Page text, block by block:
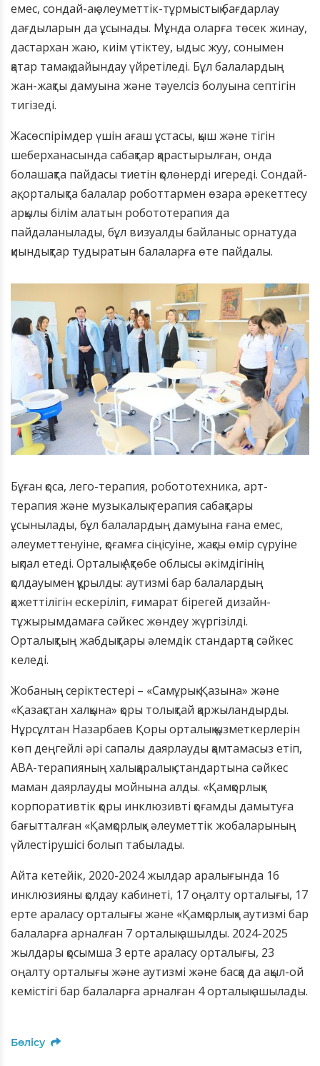
емес, сондай-ақ әлеуметтік-тұрмыстық бағдарлау
дағдыларын да ұсынады. Мұнда оларға төсек жинау,
дастархан жаю, киім үтіктеу, ыдыс жуу, сонымен
қатар тамақ дайындау үйретіледі. Бұл балалардың
жан-жақты дамуына және тәуелсіз болуына септігін
тигізеді.
Жасөспірімдер үшін ағаш ұстасы, қыш және тігін
шеберханасында сабақтар қарастырылған, онда
болашақта пайдасы тиетін қолөнерді игереді. Сондай-
ақ, орталықта балалар роботтармен өзара әрекеттесу
арқылы білім алатын робототерапия да
пайдаланылады, бұл визуалды байланыс орнатуда
қиындықтар тудыратын балаларға өте пайдалы.
Бұған қоса, лего-терапия, робототехника, арт-
терапия және музыкалық терапия сабақтары
ұсынылады, бұл балалардың дамуына ғана емес,
әлеуметтенуіне, қоғамға сіңісуіне, жақсы өмір сүруіне
ықпал етеді. Орталық Ақтөбе облысы әкімдігінің
қолдауымен құрылды: аутизмі бар балалардың
қажеттілігін ескеріліп, ғимарат бірегей дизайн-
тұжырымдамаға сәйкес жөндеу жүргізілді.
Орталықтың жабдықтары әлемдік стандартқа сәйкес
келеді.
Жобаның серіктестері – «Самұрық-Қазына» және
«Қазақстан халқына» қоры толықтай қаржыландырды.
Нұрсұлтан Назарбаев Қоры орталық қызметкерлерін
көп деңгейлі әрі сапалы даярлауды қамтамасыз етіп,
ABA-терапияның халықаралық стандартына сәйкес
маман даярлауды мойнына алды. «Қамқорлық»
корпоративтік қоры инклюзивті қоғамды дамытуға
бағытталған «Қамқорлық» әлеуметтік жобаларының
үйлестірушісі болып табылады.
Айта кетейік, 2020-2024 жылдар аралығында 16
инклюзияны қолдау кабинеті, 17 оңалту орталығы, 17
ерте араласу орталығы және «Қамқорлық» аутизмі бар
балаларға арналған 7 орталық ашылды. 2024-2025
жылдары қосымша 3 ерте араласу орталығы, 23
оңалту орталығы және аутизмі және басқа да ақыл-ой
кемістігі бар балаларға арналған 4 орталық ашылады.
Бөлісу